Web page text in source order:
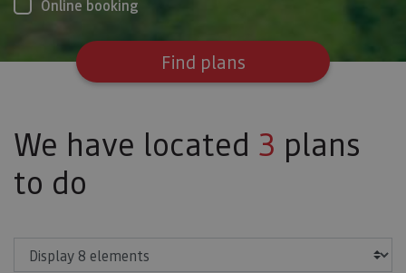
Online booking
Find plans
We have located 3 plans
to do